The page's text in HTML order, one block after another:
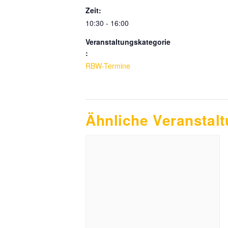
Zeit:
10:30 - 16:00
Veranstaltungskategorie
:
RBW-Termine
Ähnliche